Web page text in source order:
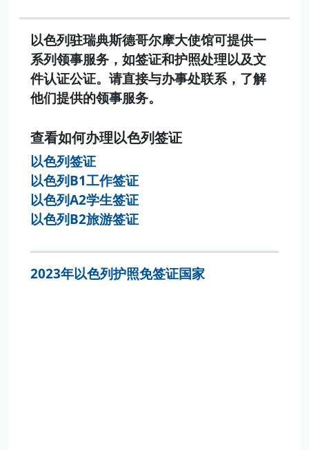
以色列驻瑞典斯德哥尔摩大使馆可提供一
系列领事服务，如签证和护照处理以及文
件认证公证。请直接与办事处联系，了解
他们提供的领事服务。
查看如何办理以色列签证
以色列签证
以色列B1工作签证
以色列A2学生签证
以色列B2旅游签证
2023年以色列护照免签证国家